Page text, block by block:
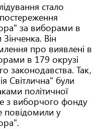
стало
за виборами в
Він
про виявлені в
в 179 окрузі
законодавства. Так,
Світлична" були
політичної
з виборчого фонду
повідомили у